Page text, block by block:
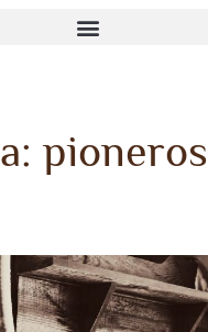
pioneros